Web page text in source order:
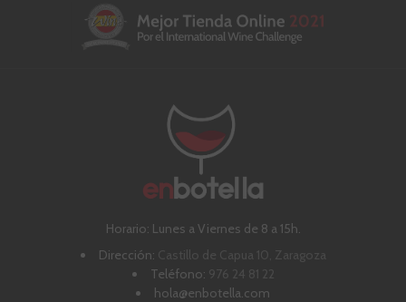
Horario: Lunes a Viernes de 8 a 15h.
Dirección: Castillo de Capua 10, Zaragoza
Teléfono: 976 24 81 22
hola@enbotella.com